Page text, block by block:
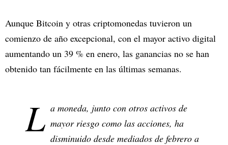
Aunque Bitcoin y otras criptomonedas tuvieron un
comienzo de año excepcional, con el mayor activo digital
aumentando un 39 % en enero, las ganancias no se han
obtenido tan fácilmente en las últimas semanas.
L a moneda, junto con otros activos de
mayor riesgo como las acciones, ha
disminuido desde mediados de febrero a